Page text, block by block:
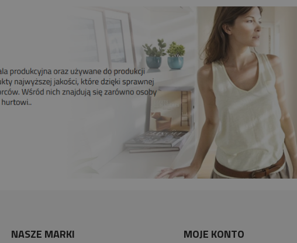
NASZE MARKI MOJE KONTO